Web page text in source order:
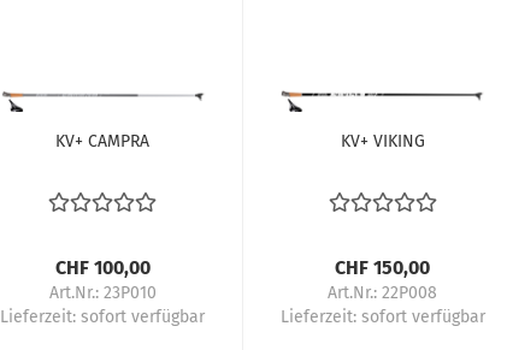
KV+ CAMPRA
CHF 100,00
Art.Nr.: 23P010
Lieferzeit:sofort verfügbar
KV+ VIKING
CHF 150,00
Art.Nr.: 22P008
Lieferzeit: sofort verfügbar